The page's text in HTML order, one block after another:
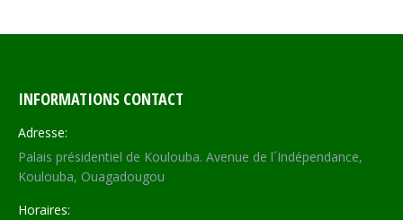
INFORMATIONS CONTACT
Adresse:
Palais présidentiel de Koulouba. Avenue de l´Indépendance,
Koulouba, Ouagadougou
Horaires: